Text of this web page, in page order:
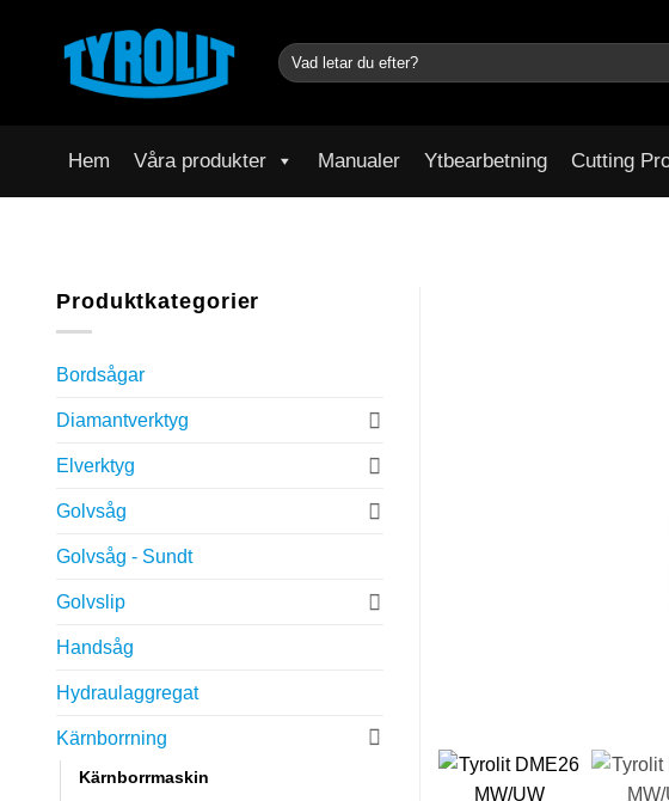
Sök
efter:
Hem Våra produkter Manualer Ytbearbetning Cutting
Produktkategorier
Bordsågar
Diamantverktyg
Elverktyg
Golvsåg
Golvsåg - Sundt
Golvslip
Handsåg
Hydraulaggregat
Kärnborrning
Kärnborrmaskin